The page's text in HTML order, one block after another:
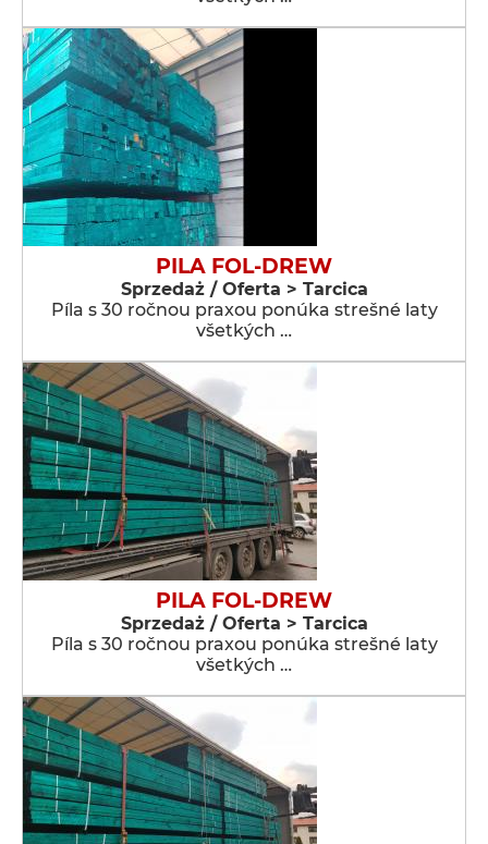
PILA FOL-DREW
Sprzedaż / Oferta > Tarcica
Píla s 30 ročnou praxou ponúka strešné laty
všetkých …
PILA FOL-DREW
Sprzedaż / Oferta > Tarcica
Píla s 30 ročnou praxou ponúka strešné laty
všetkých …